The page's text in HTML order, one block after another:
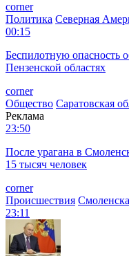
corner
Политика Северная
00:15
Беспилотную опасность
Пензенской областях
corner
Общество Саратовская
Реклама
23:50
После урагана в
15 тысяч человек
corner
Происшествия
23:11